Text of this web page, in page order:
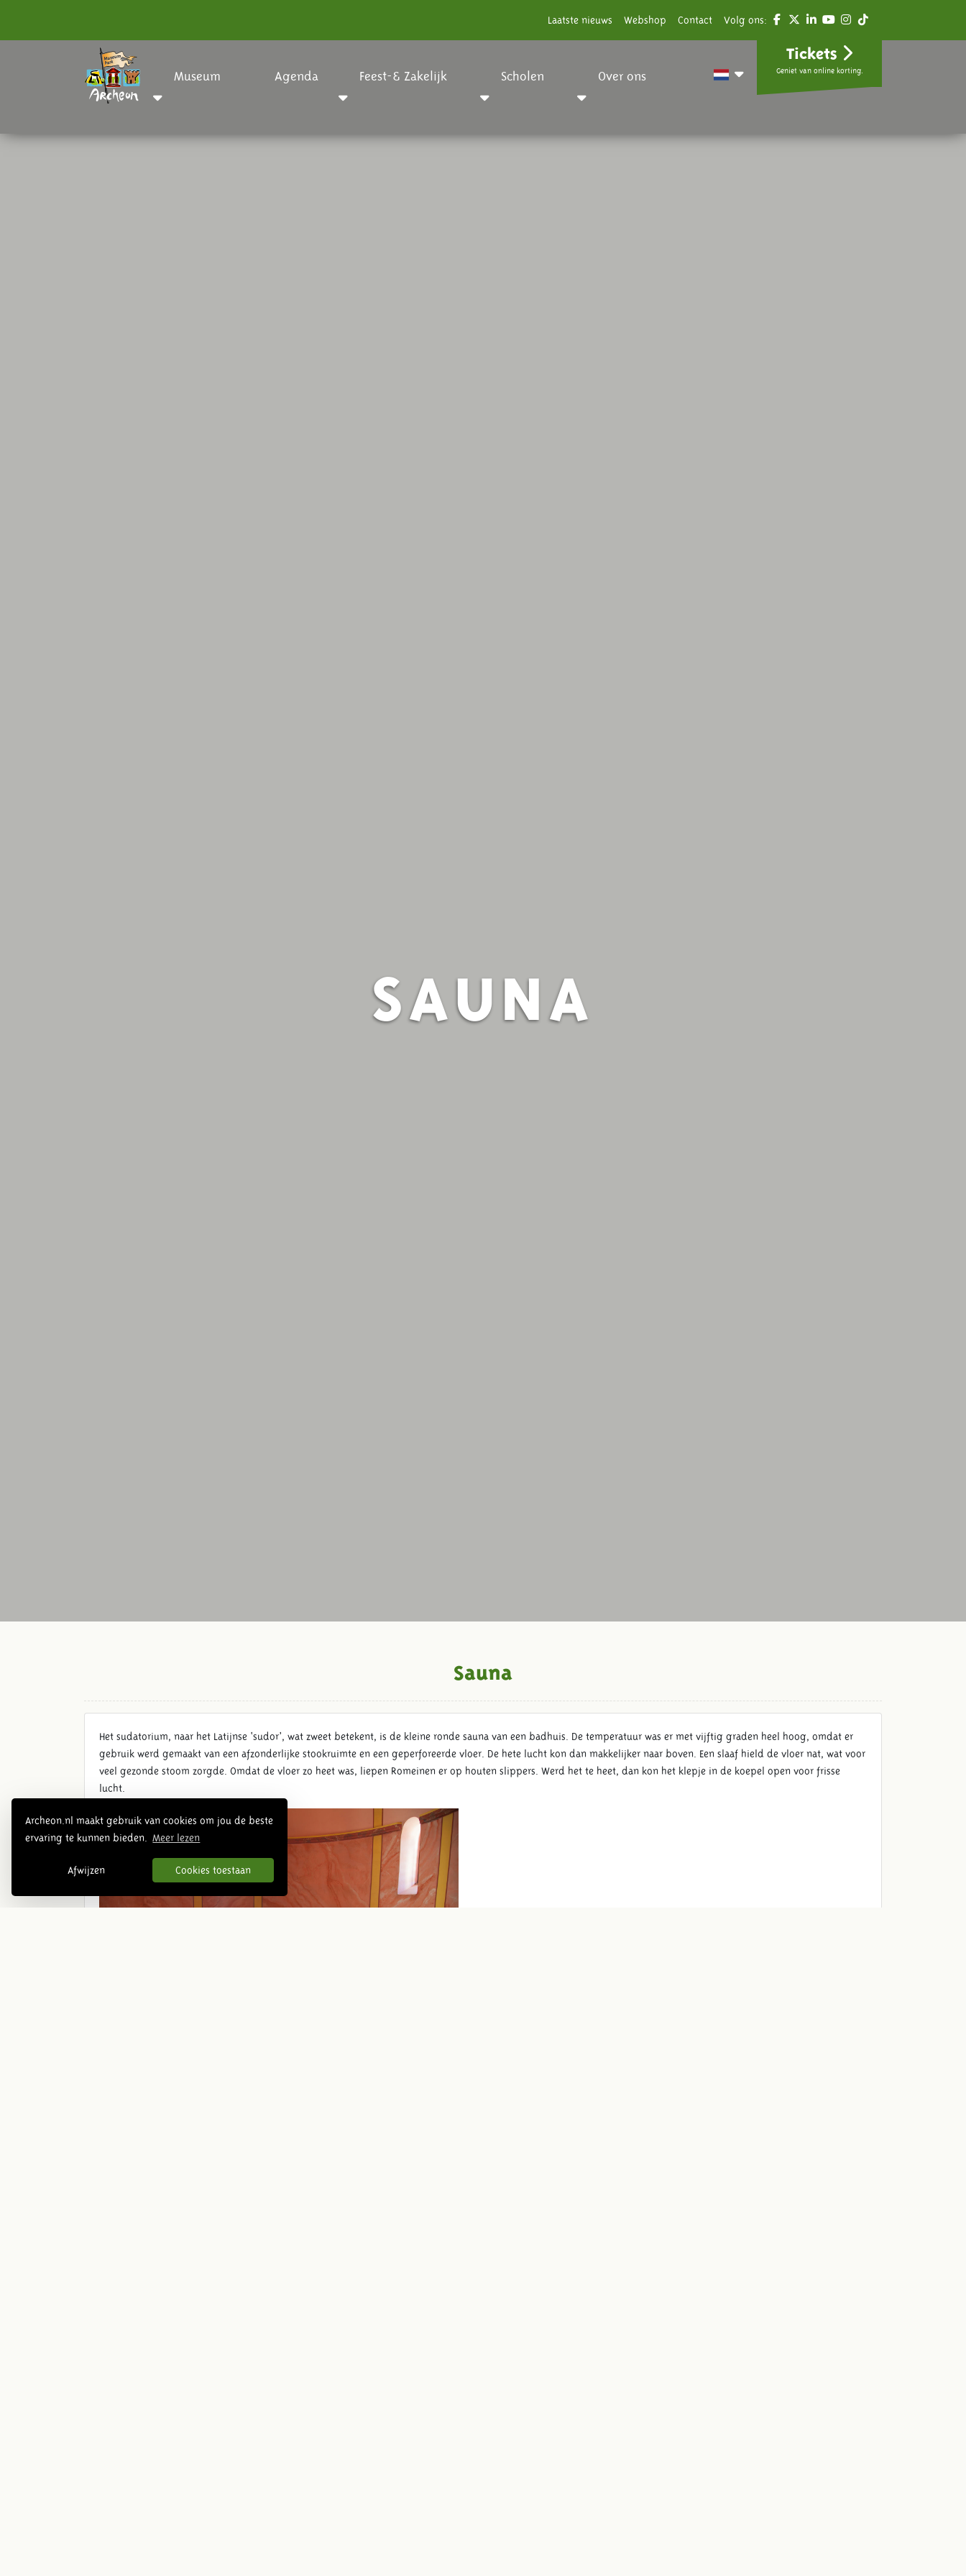
Archeon.nl maakt gebruik van cookies om jou de beste
ervaring te kunnen bieden.
Meer lezen
Afwijzen Cookies toestaan
Laatste nieuws Webshop Contact Volg ons:
Museum Agenda Feest-& Zakelijk Scholen Over ons
Tickets
Geniet van online korting.
SAUNA
Sauna
Het sudatorium, naar het Latijnse ‘sudor’, wat zweet betekent, is de kleine ronde sauna van een badhuis. De temperatuur was er met vijftig graden heel hoog, omdat er
gebruik werd gemaakt van een afzonderlijke stookruimte en een geperforeerde vloer. De hete lucht kon dan makkelijker naar boven. Een slaaf hield de vloer nat, wat voor
veel gezonde stoom zorgde. Omdat de vloer zo heet was, liepen Romeinen er op houten slippers. Werd het te heet, dan kon het klepje in de koepel open voor frisse
lucht.